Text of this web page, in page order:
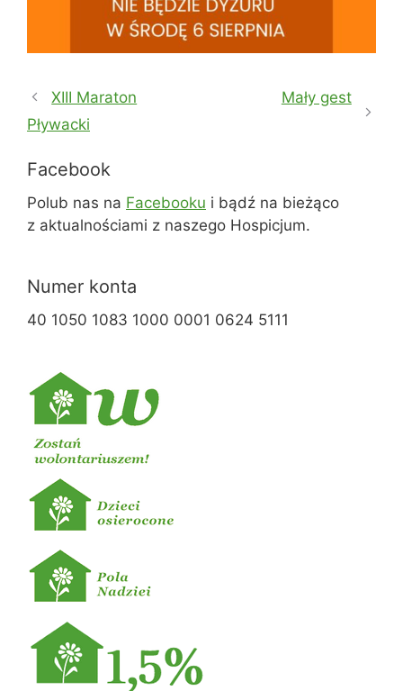
XIII Maraton
Pływacki
Mały gest
Facebook
Polub nas na Facebooku i bądź na bieżąco
z aktualnościami z naszego Hospicjum.
Numer konta
40 1050 1083 1000 0001 0624 5111